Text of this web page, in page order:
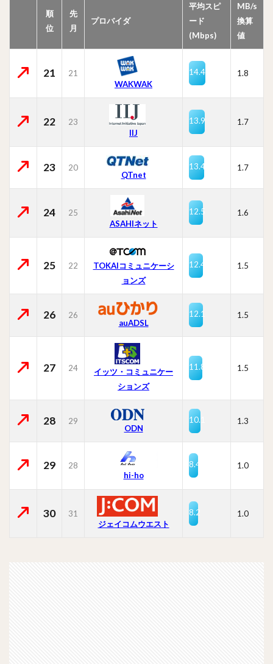
順
位
先
月
プロバイダ
平均スピ
ード
(Mbps)
MB/s
換算
値
21
21
WAKWAK
14.4 1.8
22
23
IIJ
13.9 1.7
23 20
QTnet
13.4 1.7
24
25
ASAHIネット
12.5 1.6
25 22
TOKAIコミュニケーシ
ョンズ
12.4 1.5
26
26
auADSL
12.1 1.5
27 24
イッツ・コミュニケー
ションズ
11.8 1.5
28 29
ODN
10.1 1.3
29
28
hi-ho
8.4 1.0
30
31
ジェイコムウエスト
8.2 1.0